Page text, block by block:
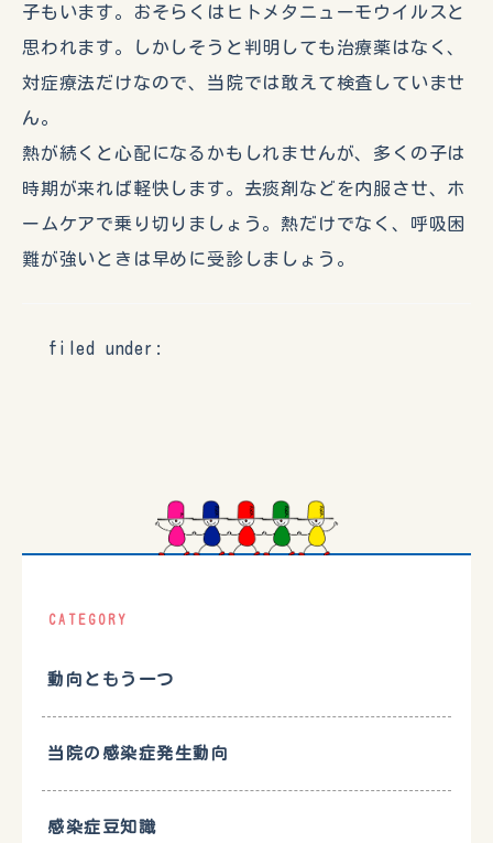
子もいます。おそらくはヒトメタニューモウイルスと
思われます。しかしそうと判明しても治療薬はなく、
対症療法だけなので、当院では敢えて検査していませ
ん。
熱が続くと心配になるかもしれませんが、多くの子は
時期が来れば軽快します。去痰剤などを内服させ、ホ
ームケアで乗り切りましょう。熱だけでなく、呼吸困
難が強いときは早めに受診しましょう。
filed under:
CATEGORY
動向ともう一つ
当院の感染症発生動向
感染症豆知識